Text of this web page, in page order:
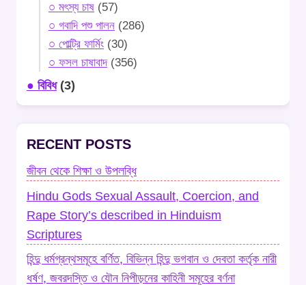
○ মৎস্য চাষ (57)
○ গবাদি পশু পালন (286)
○ পোল্ট্রি ফার্মিং (30)
○ ফসল চাষাবাদ(356)
● বিবিধ(3)
RECENT POSTS
জীবন থেকে শিক্ষা ও উপলব্ধি
Hindu Gods Sexual Assault, Coercion, and
Rape Story’s described in Hinduism
Scriptures
হিন্দু ধর্মগ্রন্থসমূহে বর্ণিত, বিভিন্ন হিন্দু ভগবান ও দেবতা কর্তৃক নারী
ধর্ষণ, জবরদস্তি ও যৌন নিপীড়নের কাহিনী সমূহের বর্ণনা